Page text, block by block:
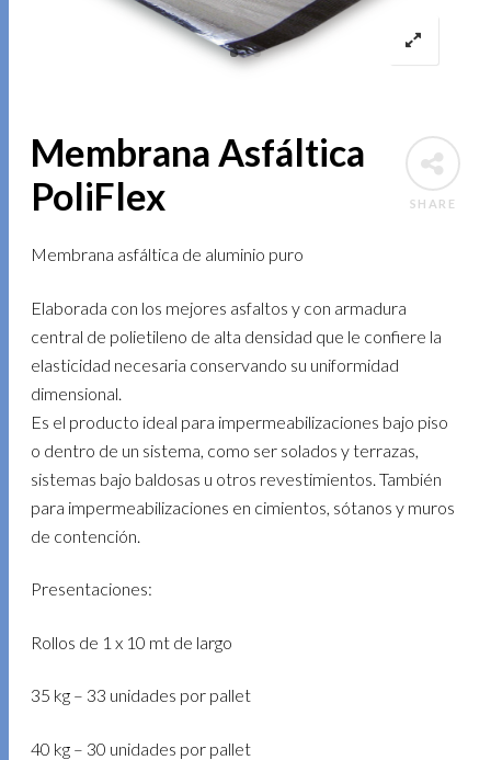
SHARE
Membrana Asfáltica
PoliFlex
Membrana asfáltica de aluminio puro
Elaborada con los mejores asfaltos y con armadura
central de polietileno de alta densidad que le confiere la
elasticidad necesaria conservando su uniformidad
dimensional.
Es el producto ideal para impermeabilizaciones bajo piso
o dentro de un sistema, como ser solados y terrazas,
sistemas bajo baldosas u otros revestimientos. También
para impermeabilizaciones en cimientos, sótanos y muros
de contención.
Presentaciones:
Rollos de 1 x 10 mt de largo
35 kg – 33 unidades por pallet
40 kg – 30 unidades por pallet